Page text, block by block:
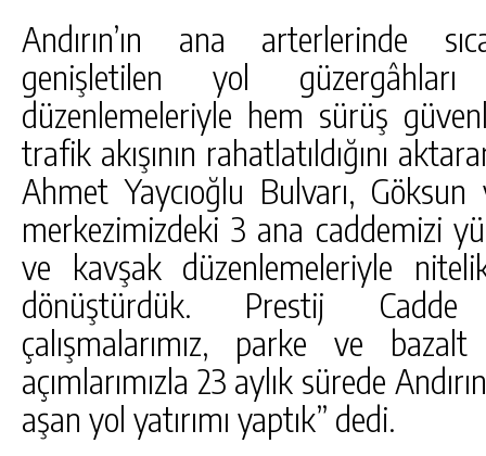
Andırın’ın ana arterlerinde
genişletilen yol
düzenlemeleriyle hem sürüş
trafik akışının rahatlatıldığını
Ahmet Yaycıoğlu Bulvarı,
merkezimizdeki 3 ana caddemizi
ve kavşak düzenlemeleriyle
dönüştürdük. Prestij Cadde
çalışmalarımız, parke ve
açımlarımızla 23 aylık sürede
aşan yol yatırımı yaptık” dedi.